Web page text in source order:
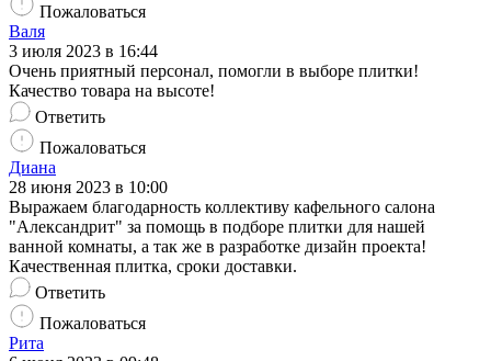
Пожаловаться
Валя
3 июля 2023 в 16:44
Очень приятный персонал, помогли в выборе плитки!
Качество товара на высоте!
Ответить
Пожаловаться
Диана
28 июня 2023 в 10:00
Выражаем благодарность коллективу кафельного салона
"Александрит" за помощь в подборе плитки для нашей
ванной комнаты, а так же в разработке дизайн проекта!
Качественная плитка, сроки доставки.
Ответить
Пожаловаться
Рита